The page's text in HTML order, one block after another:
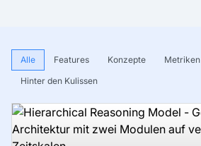
Alle Features Konzepte Metriken
Hinter den Kulissen